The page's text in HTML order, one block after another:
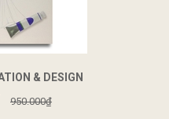
& DESIGN
950.000₫